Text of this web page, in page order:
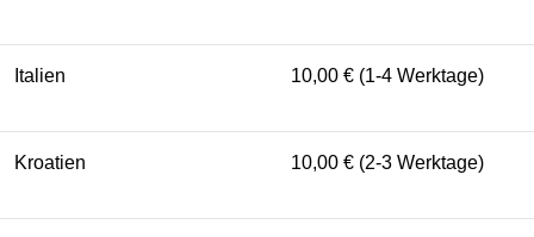
Italien 10,00 € (1-4 Werktage)
Kroatien 10,00 € (2-3 Werktage)